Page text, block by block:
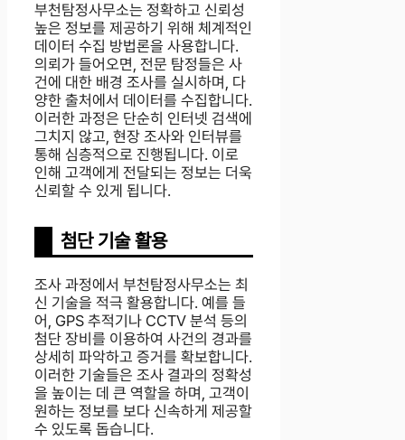
부천탐정사무소는 정확하고 신뢰성
높은 정보를 제공하기 위해 체계적인
데이터 수집 방법론을 사용합니다.
의뢰가 들어오면, 전문 탐정들은 사
건에 대한 배경 조사를 실시하며, 다
양한 출처에서 데이터를 수집합니다.
이러한 과정은 단순히 인터넷 검색에
그치지 않고, 현장 조사와 인터뷰를
통해 심층적으로 진행됩니다. 이로
인해 고객에게 전달되는 정보는 더욱
신뢰할 수 있게 됩니다.
첨단 기술 활용
조사 과정에서 부천탐정사무소는 최
신 기술을 적극 활용합니다. 예를 들
어, GPS 추적기나 CCTV 분석 등의
첨단 장비를 이용하여 사건의 경과를
상세히 파악하고 증거를 확보합니다.
이러한 기술들은 조사 결과의 정확성
을 높이는 데 큰 역할을 하며, 고객이
원하는 정보를 보다 신속하게 제공할
수 있도록 돕습니다.